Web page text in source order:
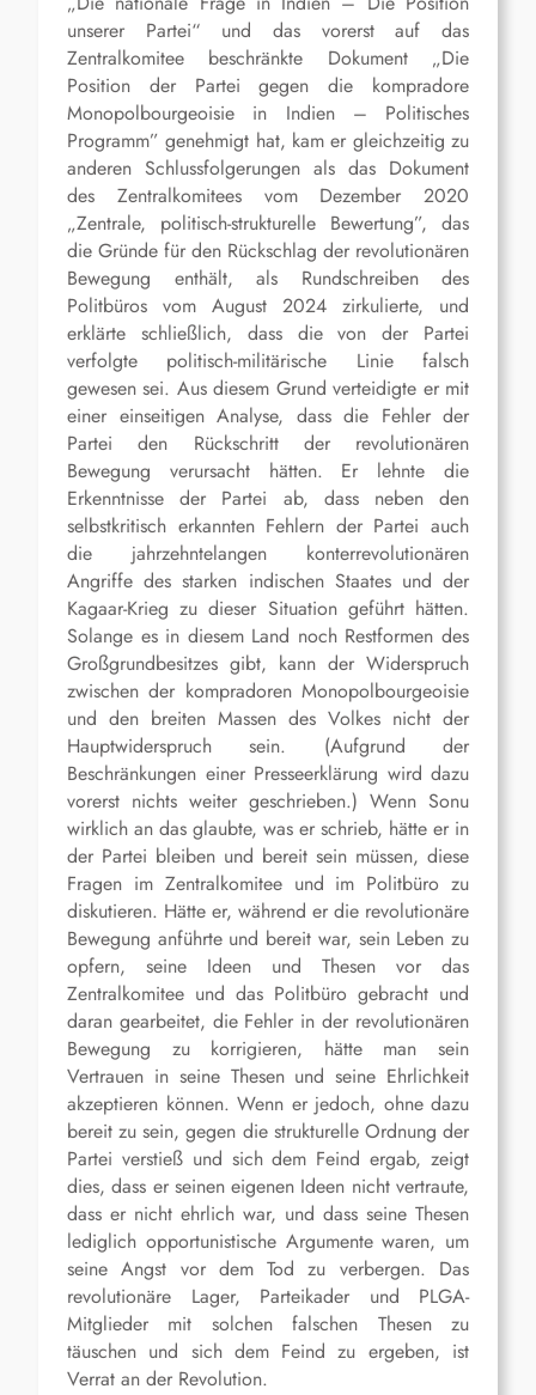
unserer Partei“ und das vorerst auf das
Zentralkomitee beschränkte Dokument „Die
Position der Partei gegen die kompradore
Monopolbourgeoisie in Indien – Politisches
Programm” genehmigt hat, kam er gleichzeitig zu
anderen Schlussfolgerungen als das Dokument
des Zentralkomitees vom Dezember 2020
„Zentrale, politisch-strukturelle Bewertung”, das
die Gründe für den Rückschlag der revolutionären
Bewegung enthält, als Rundschreiben des
Politbüros vom August 2024 zirkulierte, und
erklärte schließlich, dass die von der Partei
verfolgte politisch-militärische Linie falsch
gewesen sei. Aus diesem Grund verteidigte er mit
einer einseitigen Analyse, dass die Fehler der
Partei den Rückschritt der revolutionären
Bewegung verursacht hätten. Er lehnte die
Erkenntnisse der Partei ab, dass neben den
selbstkritisch erkannten Fehlern der Partei auch
die jahrzehntelangen konterrevolutionären
Angriffe des starken indischen Staates und der
Kagaar-Krieg zu dieser Situation geführt hätten.
Solange es in diesem Land noch Restformen des
Großgrundbesitzes gibt, kann der Widerspruch
zwischen der kompradoren Monopolbourgeoisie
und den breiten Massen des Volkes nicht der
Hauptwiderspruch sein. (Aufgrund der
Beschränkungen einer Presseerklärung wird dazu
vorerst nichts weiter geschrieben.) Wenn Sonu
wirklich an das glaubte, was er schrieb, hätte er in
der Partei bleiben und bereit sein müssen, diese
Fragen im Zentralkomitee und im Politbüro zu
diskutieren. Hätte er, während er die revolutionäre
Bewegung anführte und bereit war, sein Leben zu
opfern, seine Ideen und Thesen vor das
Zentralkomitee und das Politbüro gebracht und
daran gearbeitet, die Fehler in der revolutionären
Bewegung zu korrigieren, hätte man sein
Vertrauen in seine Thesen und seine Ehrlichkeit
akzeptieren können. Wenn er jedoch, ohne dazu
bereit zu sein, gegen die strukturelle Ordnung der
Partei verstieß und sich dem Feind ergab, zeigt
dies, dass er seinen eigenen Ideen nicht vertraute,
dass er nicht ehrlich war, und dass seine Thesen
lediglich opportunistische Argumente waren, um
seine Angst vor dem Tod zu verbergen. Das
revolutionäre Lager, Parteikader und PLGA-
Mitglieder mit solchen falschen Thesen zu
täuschen und sich dem Feind zu ergeben, ist
Verrat an der Revolution.